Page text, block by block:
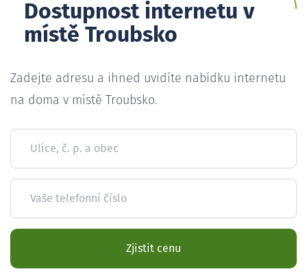
Dostupnost internetu v
místě Troubsko
Zadejte adresu a ihned uvidíte nabídku internetu
na doma v místě Troubsko.
Ulice, č. p. a obec
Vaše telefonní číslo
Zjistit cenu